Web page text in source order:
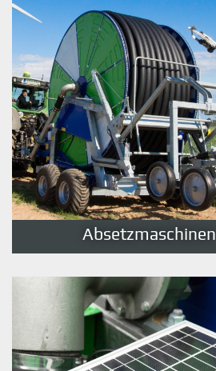
Absetzmaschinen